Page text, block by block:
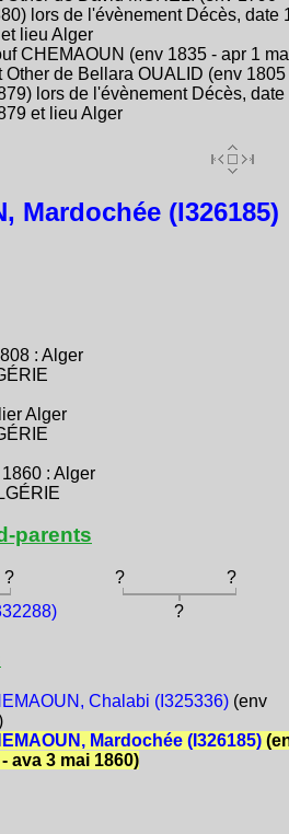
lors de l'évènement Décès, date
lieu Alger
CHEMAOUN (env 1835 - apr 1
Other de Bellara OUALID (env 1805
lors de l'évènement Décès, date
et lieu Alger
Mardochée (I326185)
: Alger
Alger
: Alger
parents
? ?
?
?
Chalabi (I325336)(env
Mardochée (I326185)
ava 3 mai 1860)